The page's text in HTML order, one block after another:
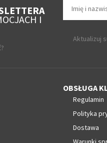
I
Aktualizuj
OBSŁUGA
Regulamin
Polityka
Dostawa